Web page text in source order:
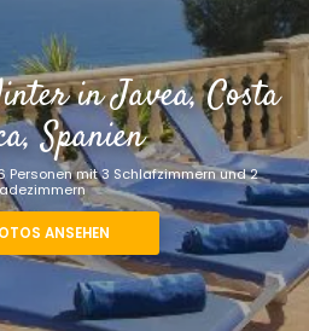
in Javea, Costa
Spanien
Personen mit 3 Schlafzimmern und 2
ANSEHEN